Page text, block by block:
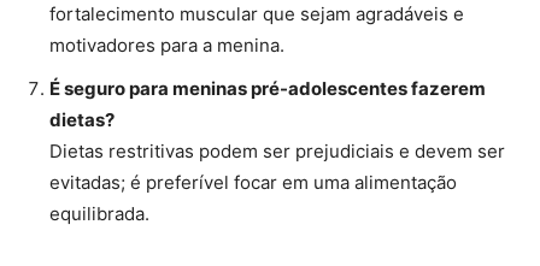
fortalecimento muscular que sejam agradáveis e
motivadores para a menina.
É seguro para meninas pré-adolescentes fazerem
dietas?
Dietas restritivas podem ser prejudiciais e devem ser
evitadas; é preferível focar em uma alimentação
equilibrada.